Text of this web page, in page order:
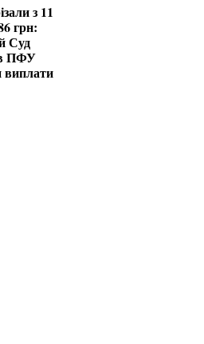
з 11
грн:
Суд
ПФУ
виплати